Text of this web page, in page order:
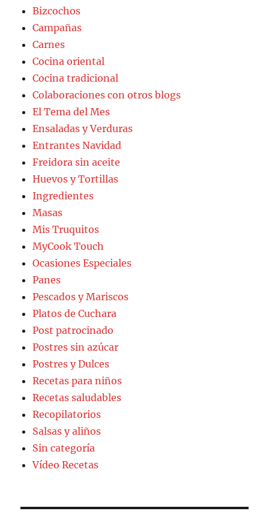
Bizcochos
Campañas
Carnes
Cocina oriental
Cocina tradicional
Colaboraciones con otros blogs
El Tema del Mes
Ensaladas y Verduras
Entrantes Navidad
Freidora sin aceite
Huevos y Tortillas
Ingredientes
Masas
Mis Truquitos
MyCook Touch
Ocasiones Especiales
Panes
Pescados y Mariscos
Platos de Cuchara
Post patrocinado
Postres sin azúcar
Postres y Dulces
Recetas para niños
Recetas saludables
Recopilatorios
Salsas y aliños
Sin categoría
Vídeo Recetas